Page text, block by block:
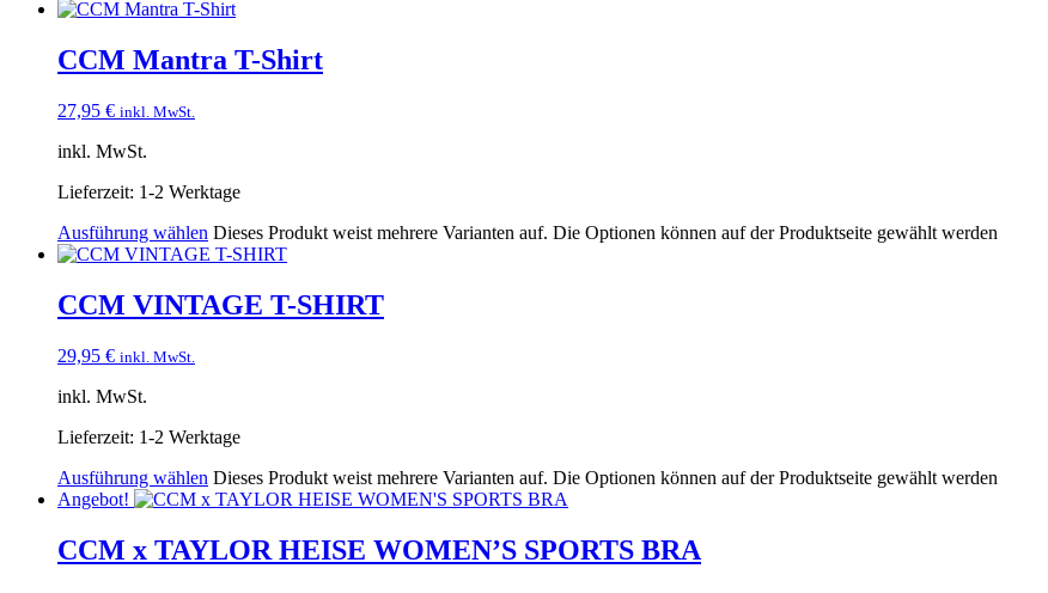
CCM Mantra T-Shirt
27,95 € inkl. MwSt.
inkl. MwSt.
Lieferzeit: 1-2 Werktage
Ausführung wählen Dieses Produkt weist mehrere Varianten auf. Die Optionen können auf der Produktseite gewählt werden
CCM VINTAGE T-SHIRT
29,95 € inkl. MwSt.
inkl. MwSt.
Lieferzeit: 1-2 Werktage
Ausführung wählen Dieses Produkt weist mehrere Varianten auf. Die Optionen können auf der Produktseite gewählt werden
Angebot!
CCM x TAYLOR HEISE WOMEN’S SPORTS BRA